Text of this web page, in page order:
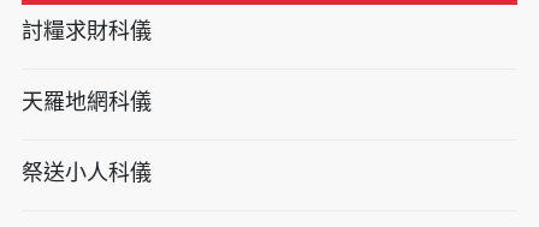
討糧求財科儀
天羅地網科儀
祭送小人科儀